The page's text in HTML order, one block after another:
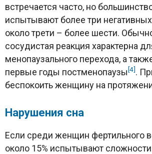
встречается часто, но
испытывают более три
около трети – более шести.
сосудистая реакция характерна
менопаузального перехода, а
первые годы постменопаузы [4].
беспокоить женщину на
Нарушения сна
Если среди женщин фертильного
около 15% испытывают